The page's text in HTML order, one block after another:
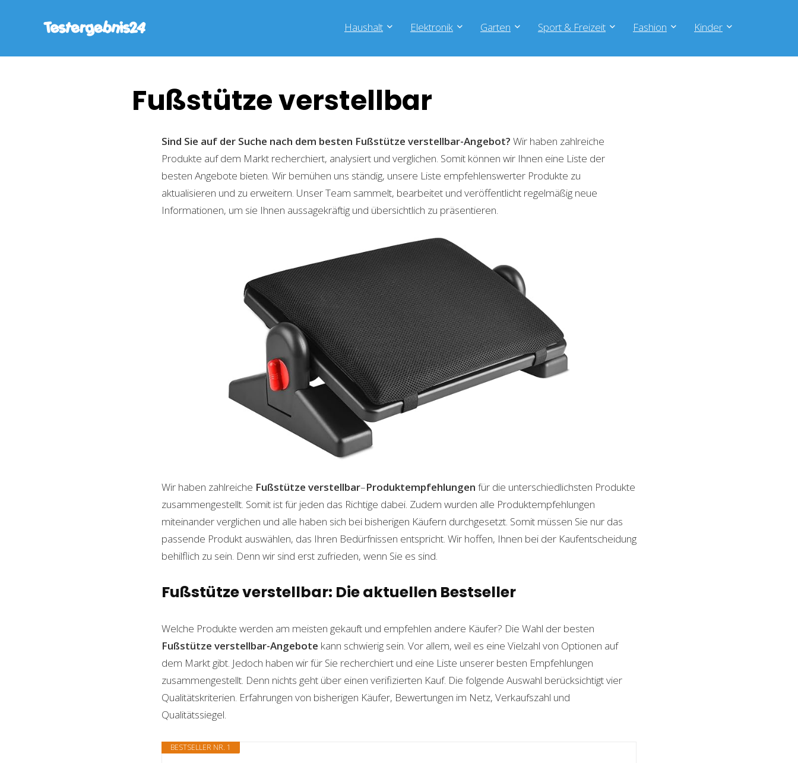
Haushalt Elektronik Garten Sport & Freizeit Fashion Kinder
Fußstütze verstellbar
Sind Sie auf der Suche nach dem besten Fußstütze verstellbar-Angebot? Wir haben zahlreiche
Produkte auf dem Markt recherchiert, analysiert und verglichen. Somit können wir Ihnen eine Liste der
besten Angebote bieten. Wir bemühen uns ständig, unsere Liste empfehlenswerter Produkte zu
aktualisieren und zu erweitern. Unser Team sammelt, bearbeitet und veröffentlicht regelmäßig neue
Informationen, um sie Ihnen aussagekräftig und übersichtlich zu präsentieren.
Wir haben zahlreiche Fußstütze verstellbar–Produktempfehlungen für die unterschiedlichsten Produkte
zusammengestellt. Somit ist für jeden das Richtige dabei. Zudem wurden alle Produktempfehlungen
miteinander verglichen und alle haben sich bei bisherigen Käufern durchgesetzt. Somit müssen Sie nur das
passende Produkt auswählen, das Ihren Bedürfnissen entspricht. Wir hoffen, Ihnen bei der Kaufentscheidung
behilflich zu sein. Denn wir sind erst zufrieden, wenn Sie es sind.
Fußstütze verstellbar: Die aktuellen Bestseller
Welche Produkte werden am meisten gekauft und empfehlen andere Käufer? Die Wahl der besten
Fußstütze verstellbar-Angebote kann schwierig sein. Vor allem, weil es eine Vielzahl von Optionen auf
dem Markt gibt. Jedoch haben wir für Sie recherchiert und eine Liste unserer besten Empfehlungen
zusammengestellt. Denn nichts geht über einen verifizierten Kauf. Die folgende Auswahl berücksichtigt vier
Qualitätskriterien. Erfahrungen von bisherigen Käufer, Bewertungen im Netz, Verkaufszahl und
Qualitätssiegel.
BESTSELLER NR. 1